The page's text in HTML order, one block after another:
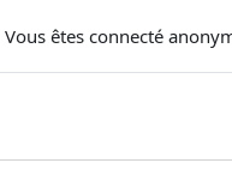
principal
latéral
Vous êtes connecté